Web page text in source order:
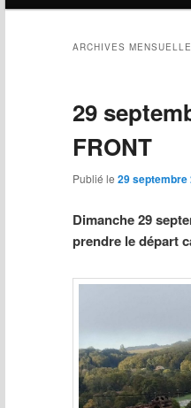
ARCHIVES
29
FRONT
Publié le 29 septembre
Dimanche 29
prendre le départ